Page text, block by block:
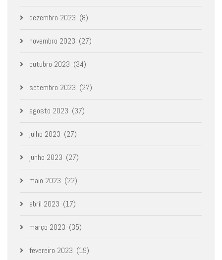
dezembro 2023 (8)
novembro 2023 (27)
outubro 2023 (34)
setembro 2023 (27)
agosto 2023 (37)
julho 2023 (27)
junho 2023 (27)
maio 2023 (22)
abril 2023 (17)
março 2023 (35)
fevereiro 2023 (19)